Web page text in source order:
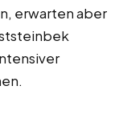
erwarten aber